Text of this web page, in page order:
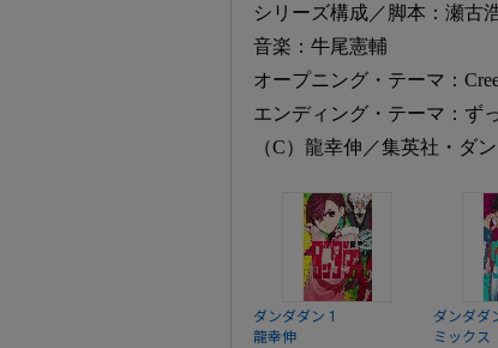
シリーズ構成／脚本：瀬古
音楽：牛尾憲輔
オープニング・テーマ：
エンディング・テーマ：ず
（C）龍幸伸／集英社・ダ
ダンダダン 1
龍幸伸
ダンダダ
ミックス